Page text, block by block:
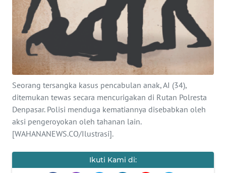
Seorang tersangka kasus pencabulan anak, AI (34),
ditemukan tewas secara mencurigakan di Rutan Polresta
Denpasar. Polisi menduga kematiannya disebabkan oleh
aksi pengeroyokan oleh tahanan lain.
[WAHANANEWS.CO/Ilustrasi].
Ikuti Kami di:
INTERNASIONAL
SERBA-SERBI
OLAHRAGA
OPINI